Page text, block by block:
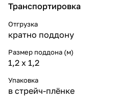
Транспортировка
Отгрузка
кратно поддону
Размер поддона (м)
1,2 x 1,2
Упаковка
в стрейч-плёнке